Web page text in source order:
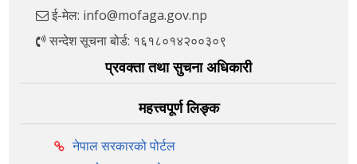
ई-मेल: info@mofaga.gov.np
सन्देश सूचना बोर्ड: १६१८०१४२००३०९
प्रवक्ता तथा सुचना अधिकारी
महत्त्वपूर्ण लिङ्क
नेपाल सरकारको पोर्टल